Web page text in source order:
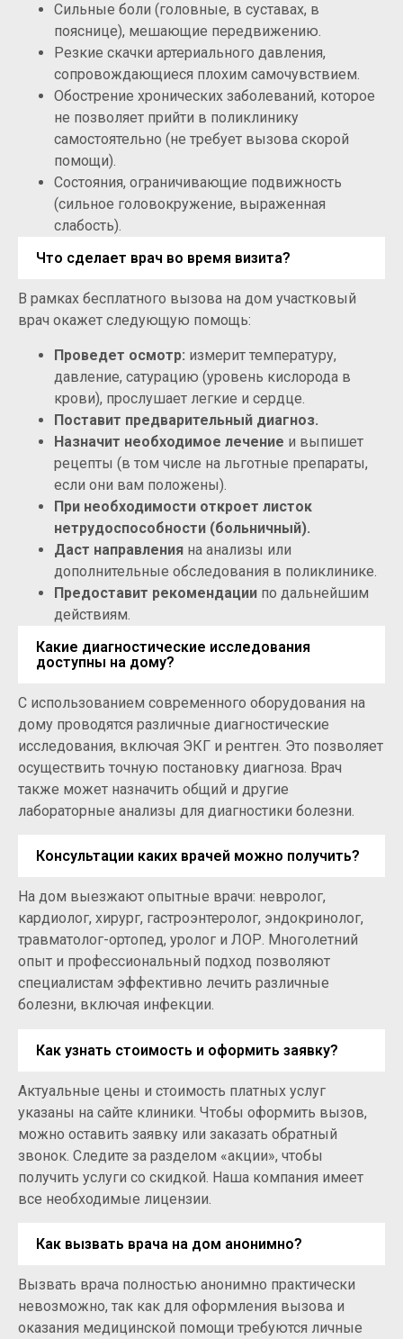
Сильные боли (головные, в суставах, в
пояснице), мешающие передвижению.
Резкие скачки артериального давления,
сопровождающиеся плохим самочувствием.
Обострение хронических заболеваний, которое
не позволяет прийти в поликлинику
самостоятельно (не требует вызова скорой
помощи).
Состояния, ограничивающие подвижность
(сильное головокружение, выраженная
слабость).
Что сделает врач во время визита?
В рамках бесплатного вызова на дом участковый
врач окажет следующую помощь:
Проведет осмотр: измерит температуру,
давление, сатурацию (уровень кислорода в
крови), прослушает легкие и сердце.
Поставит предварительный диагноз.
Назначит необходимое лечение и выпишет
рецепты (в том числе на льготные препараты,
если они вам положены).
При необходимости откроет листок
нетрудоспособности (больничный).
Даст направления на анализы или
дополнительные обследования в поликлинике.
Предоставит рекомендации по дальнейшим
действиям.
Какие диагностические исследования
доступны на дому?
С использованием современного оборудования на
дому проводятся различные диагностические
исследования, включая ЭКГ и рентген. Это позволяет
осуществить точную постановку диагноза. Врач
также может назначить общий и другие
лабораторные анализы для диагностики болезни.
Консультации каких врачей можно получить?
На дом выезжают опытные врачи: невролог,
кардиолог, хирург, гастроэнтеролог, эндокринолог,
травматолог-ортопед, уролог и ЛОР. Многолетний
опыт и профессиональный подход позволяют
специалистам эффективно лечить различные
болезни, включая инфекции.
Как узнать стоимость и оформить заявку?
Актуальные цены и стоимость платных услуг
указаны на сайте клиники. Чтобы оформить вызов,
можно оставить заявку или заказать обратный
звонок. Следите за разделом «акции», чтобы
получить услуги со скидкой. Наша компания имеет
все необходимые лицензии.
Как вызвать врача на дом анонимно?
Вызвать врача полностью анонимно практически
невозможно, так как для оформления вызова и
оказания медицинской помощи требуются личные